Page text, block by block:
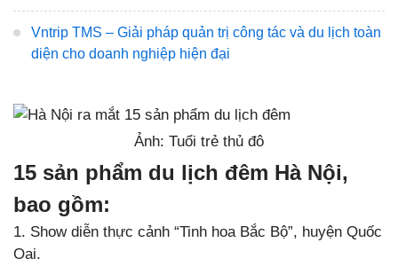
Vntrip TMS – Giải pháp quản trị công tác và du lịch toàn
diện cho doanh nghiệp hiện đại
Ảnh: Tuổi trẻ thủ đô
15 sản phẩm du lịch đêm Hà Nội,
bao gồm:
1. Show diễn thực cảnh “Tinh hoa Bắc Bộ”, huyện Quốc
Oai.